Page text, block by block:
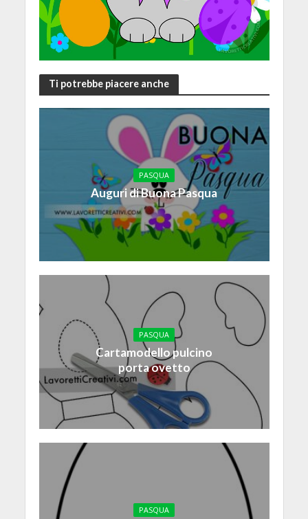
Ti potrebbe piacere anche
PASQUA
Auguri di Buona Pasqua
PASQUA
Cartamodello pulcino
porta ovetto
PASQUA